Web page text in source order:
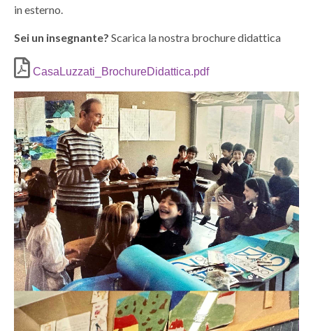
in esterno.
Sei un insegnante? Scarica la nostra brochure didattica
CasaLuzzati_BrochureDidattica.pdf